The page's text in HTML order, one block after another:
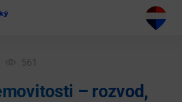
561
– rozvod,